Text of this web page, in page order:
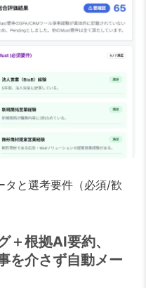
タと選考要件（必須/歓
＋根拠AI要約、
を介さず自動メー